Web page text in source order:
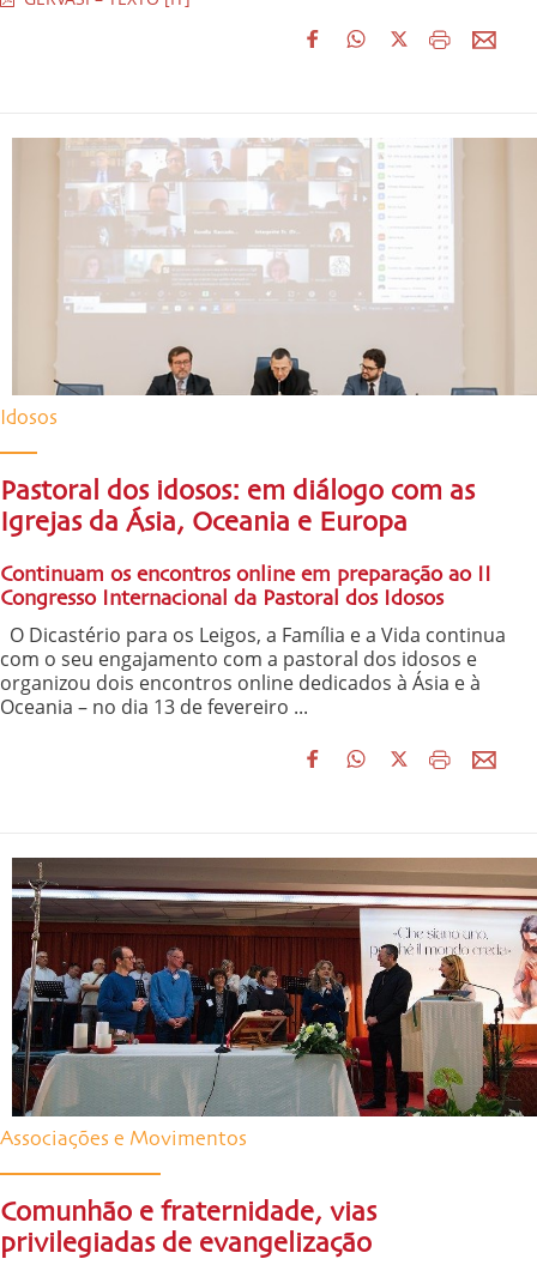
Idosos
Pastoral dos idosos: em diálogo com as
Igrejas da Ásia, Oceania e Europa
Continuam os encontros online em preparação ao II
Congresso Internacional da Pastoral dos Idosos
O Dicastério para os Leigos, a Família e a Vida continua
com o seu engajamento com a pastoral dos idosos e
organizou dois encontros online dedicados à Ásia e à
Oceania – no dia 13 de fevereiro ...
Associações e Movimentos
Comunhão e fraternidade, vias
privilegiadas de evangelização